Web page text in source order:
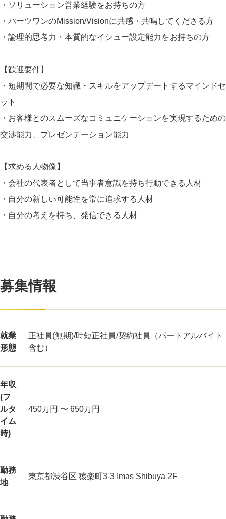
・ソリューション営業経験をお持ちの方
・パーツワンのMission/Visionに共感・共鳴してくださる方
・論理的思考力・本質的なイシュー設定能力をお持ちの方
【歓迎要件】
・短期間で必要な知識・スキルをアップデートするマインドセ
ット
・お客様とのスムーズなコミュニケーションを実現するための
交渉能力、プレゼンテーション能力
【求める人物像】
・会社の代表者として当事者意識を持ち行動できる人材
・自分の新しい可能性を常に追求する人材
・自分の考えを持ち、発信できる人材
募集情報
就業
形態
正社員(無期)/時短正社員/契約社員（パートアルバイト
含む）
年収
(フ
ルタ
イム
時)
450万円 〜 650万円
勤務
地
東京都渋谷区 猿楽町3-3 Imas Shibuya 2F